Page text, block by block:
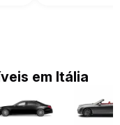
em Itália